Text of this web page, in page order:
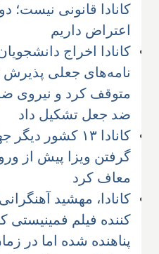
کانادا قانونی نیست؛
اعتراض داریم
کانادا اخراج
نامه‌های جعلی پذیرش
متوقف کرد و نیروی
ضد جعل تشکیل داد
کانادا ۱۳ کشور
گرفتن ویزا پیش از
معاف کرد
کانادا، مهشید
کننده فیلم فمینیستی که
پناهنده شده اما در